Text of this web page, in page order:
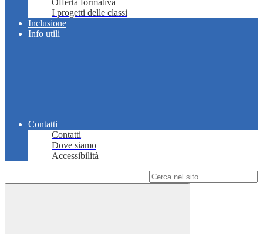
Offerta formativa
I progetti delle classi
Inclusione
Info utili
Contatti
Contatti
Dove siamo
Accessibilità